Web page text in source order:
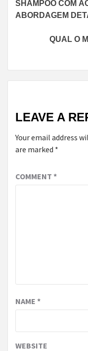
Reading
SHAMPOO COM
ABORDAGEM
QUAL O
LEAVE A
Your email address
are marked *
COMMENT *
NAME *
WEBSITE